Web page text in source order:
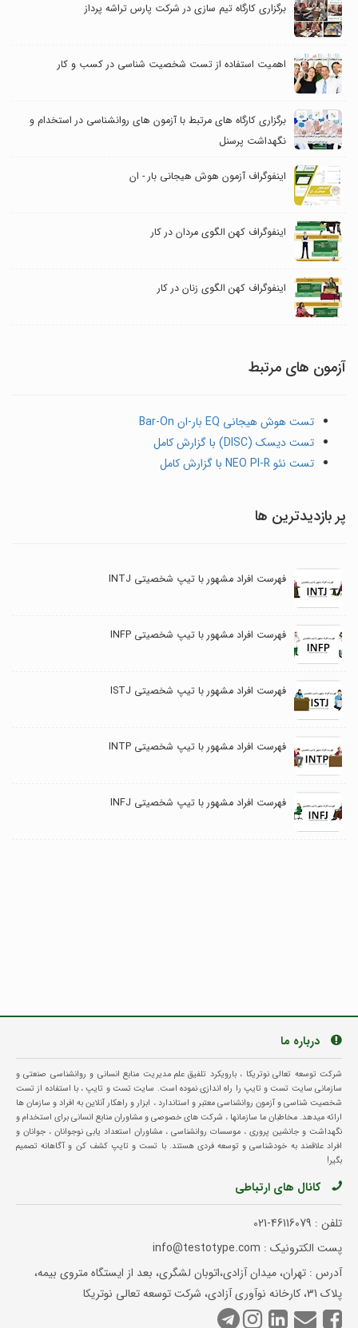
برگزاری کارگاه تیم سازی در شرکت پارس تراشه پرداز
اهمیت استفاده از تست شخصیت شناسی در کسب و کار
برگزاری کارگاه های مرتبط با آزمون های روانشناسی در استخدام و
نگهداشت پرسنل
اینفوگراف آزمون هوش هیجانی بار - ان
اینفوگراف کهن الگوی مردان در کار
اینفوگراف کهن الگوی زنان در کار
آزمون های مرتبط
تست هوش هیجانی EQ بار-ان Bar-On
تست دیسک (DISC) با گزارش کامل
تست نئو NEO PI-R با گزارش کامل
پر بازدیدترین ها
فهرست افراد مشهور با تیپ شخصیتی INTJ
فهرست افراد مشهور با تیپ شخصیتی INFP
فهرست افراد مشهور با تیپ شخصیتی ISTJ
فهرست افراد مشهور با تیپ شخصیتی INTP
فهرست افراد مشهور با تیپ شخصیتی INFJ
درباره ما
شرکت توسعه تعالی نوتریکا ، بارویکرد تلفیق علم مدیریت منابع انسانی و روانشناسی صنعتی و
سازمانی سایت تست و تایپ را راه اندازی نموده است. سایت تست و تایپ ، با استفاده از تست
شخصیت شناسی و آزمون روانشناسی معتبر و استاندارد ، ابزار و راهکار آنلاین به افراد و سازمان ها
ارائه میدهد. مخاطبان ما سازمانها ، شرکت های خصوصی و مشاوران منابع انسانی برای استخدام و
نگهداشت و جانشین پروری ، موسسات روانشناسی ، مشاوران استعداد یابی نوجوانان ، جوانان و
افراد علاقمند به خودشناسی و توسعه فردی هستند. با تست و تایپ کشف کن و آگاهانه تصمیم
بگیر!
کانال های ارتباطی
تلفن : 021-46116079
پست الکترونیک : info@testotype.com
آدرس : تهران، میدان آزادی،اتوبان لشگری، بعد از ایستگاه متروی بیمه،
پلاک 31، کارخانه نوآوری آزادی، شرکت توسعه تعالی نوتریکا